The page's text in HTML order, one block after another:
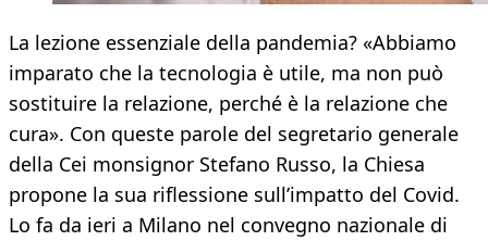
La lezione essenziale della pandemia? «Abbiamo
imparato che la tecnologia è utile, ma non può
sostituire la relazione, perché è la relazione che
cura». Con queste parole del segretario generale
della Cei monsignor Stefano Russo, la Chiesa
propone la sua riflessione sull’impatto del Covid.
Lo fa da ieri a Milano nel convegno nazionale di